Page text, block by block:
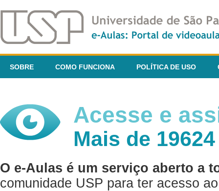
SOBRE COMO FUNCIONA POLÍTICA DE USO
Acesse e
Mais de
O e-Aulas é um serviço aberto a
comunidade USP para ter acesso